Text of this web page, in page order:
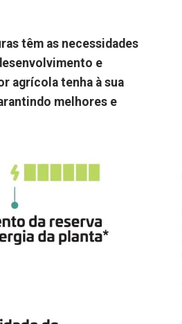
têm as necessidades
e
agrícola tenha à sua
melhores e